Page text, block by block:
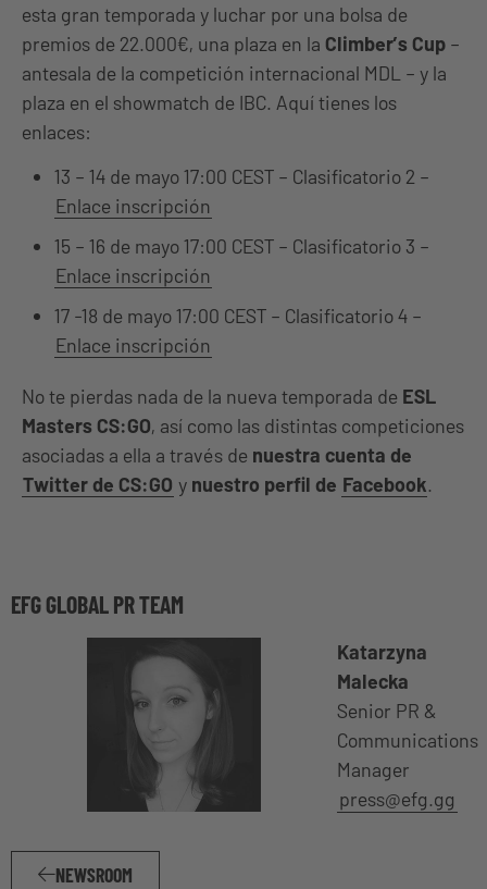
esta gran temporada y luchar por una bolsa de
premios de 22.000€, una plaza en la Climber’s Cup –
antesala de la competición internacional MDL – y la
plaza en el showmatch de IBC. Aquí tienes los
enlaces:
13 – 14 de mayo 17:00 CEST – Clasificatorio 2 –
Enlace inscripción
15 – 16 de mayo 17:00 CEST – Clasificatorio 3 –
Enlace inscripción
17 -18 de mayo 17:00 CEST – Clasificatorio 4 –
Enlace inscripción
No te pierdas nada de la nueva temporada de ESL
Masters CS:GO, así como las distintas competiciones
asociadas a ella a través de nuestra cuenta de
Twitter de CS:GO y nuestro perfil de Facebook.
EFG GLOBAL PR TEAM
Katarzyna
Malecka
Senior PR &
Communications
Manager
press@efg.gg
NEWSROOM